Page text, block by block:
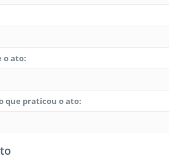
o ato:
que praticou o ato: